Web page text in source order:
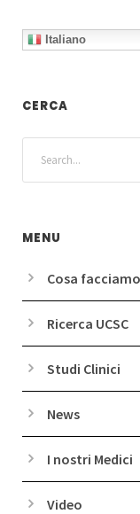
Italiano
CERCA
MENU
Cosa facciamo
Ricerca UCSC
Studi Clinici
News
I nostri Medici
Video